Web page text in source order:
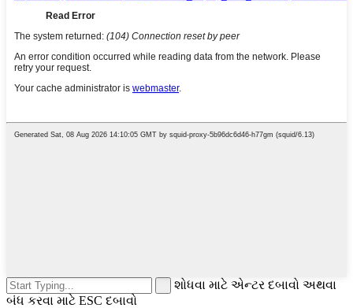
શોધવા માટે એન્ટર દબાવો અથવા
બંધ કરવા માટે ESC દબાવો